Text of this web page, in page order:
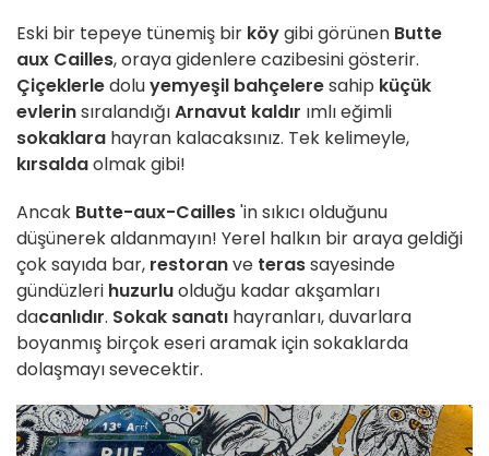
Eski bir tepeye tünemiş bir köygibi görünen Butte
aux Cailles, oraya gidenlere cazibesini gösterir.
Çiçeklerledoluyemyeşil bahçeleresahip küçük
evlerinsıralandığıArnavut kaldır ımlı eğimli
sokaklara hayran kalacaksınız. Tek kelimeyle,
kırsaldaolmak gibi!
Ancak Butte-aux-Cailles'in sıkıcı olduğunu
düşünerek aldanmayın! Yerel halkın bir araya geldiği
çok sayıda bar, restoranve terassayesinde
gündüzleri huzurluolduğu kadar akşamları
dacanlıdır. Sokak sanatı hayranları, duvarlara
boyanmış birçok eseri aramak için sokaklarda
dolaşmayı sevecektir.